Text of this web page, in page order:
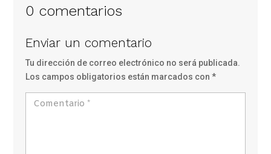
0 comentarios
Enviar un comentario
Tu dirección de correo electrónico no será publicada.
Los campos obligatorios están marcados con*